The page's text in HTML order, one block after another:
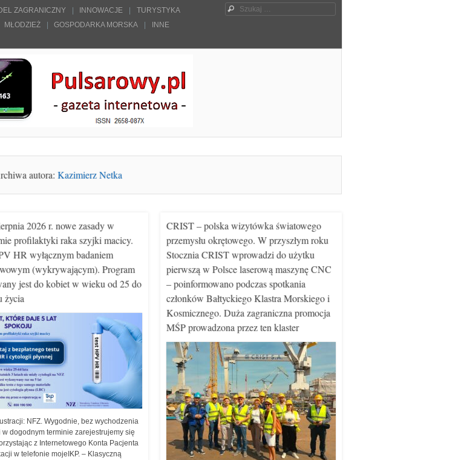
ZAGRANICZNY INNOWACJE
TURYSTYKA
MŁODZIEŻ GOSPODARKA MORSKA
INNE
Szukaj
autora: Kazimierz Netka
2026 r. nowe zasady w
profilaktyki raka szyjki macicy.
HR wyłącznym badaniem
(wykrywającym). Program
jest do kobiet w wieku od 25 do
życia
NFZ. Wygodnie, bez wychodzenia
w dogodnym terminie zarejestrujemy się
z Internetowego Konta Pacjenta
w telefonie mojeIKP. – Klasyczną
CRIST – polska wizytówka światowego
przemysłu okrętowego. W przyszłym roku
Stocznia CRIST wprowadzi do użytku
pierwszą w Polsce laserową maszynę CNC
– poinformowano podczas spotkania
członków Bałtyckiego Klastra Morskiego i
Kosmicznego. Duża zagraniczna promocja
MŚP prowadzona przez ten klaster